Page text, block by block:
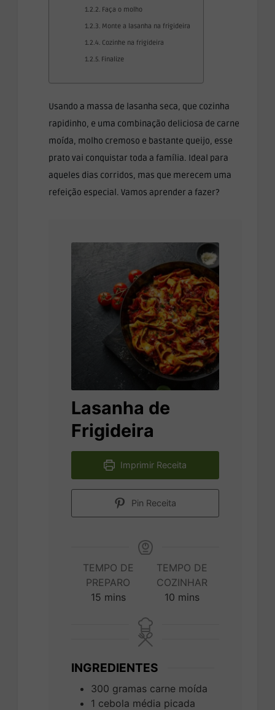
Faça o molho
Monte a lasanha na frigideira
Cozinhe na frigideira
Finalize
Usando a massa de lasanha seca, que cozinha
rapidinho, e uma combinação deliciosa de carne
moída, molho cremoso e bastante queijo, esse
prato vai conquistar toda a família. Ideal para
aqueles dias corridos, mas que merecem uma
refeição especial. Vamos aprender a fazer?
Lasanha de
Frigideira
Imprimir Receita
Pin Receita
TEMPO DE
PREPARO
15minutes
mins
TEMPO DE
COZINHAR
10 minutes
mins
INGREDIENTES
300 gramas carne moída
1 cebola média picada